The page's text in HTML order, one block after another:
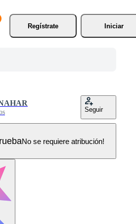
Regístrate
Iniciar
Seguir
No se requiere atribución!